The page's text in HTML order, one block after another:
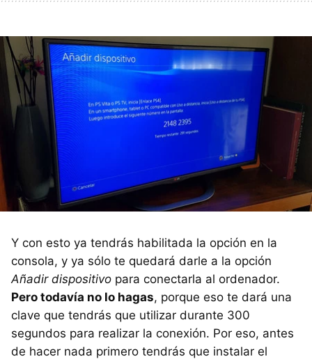
Y con esto ya tendrás habilitada la opción en la
consola, y ya sólo te quedará darle a la opción
Añadir dispositivo para conectarla al ordenador.
Pero todavía no lo hagas, porque eso te dará una
clave que tendrás que utilizar durante 300
segundos para realizar la conexión. Por eso, antes
de hacer nada primero tendrás que instalar el